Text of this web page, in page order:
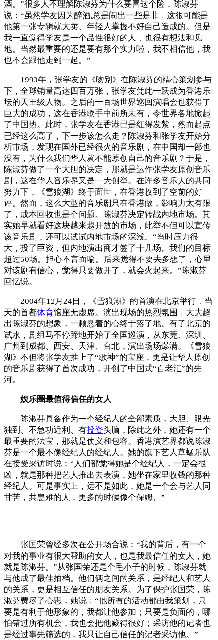
酒。”很多人不理解陈淑芬为什么要冒这个险，陈淑芬
说：“虽然学友因为醉酒,总是闹出一些是非，这很可能是
他第一张专辑就大卖、年轻人掌握不好自己造成的。但是
我一直觉得学友是一个品性很好的人，也很有想法和见
地。当然最重要的还是要有那个实力啦，我不相信他，我
也不会跟他走到一起。”
1993年，张学友的《吻别》在陈淑芬的精心策划参与
下，全球销量高达四百万张，张学友凭此一跃成为香港乐
坛的天王级人物。之后的一百场世界巡回演唱会也获得了
巨大的成功，这在香港歌手中前所未有，令世界各地掀起
了中国热。此时，张学友在香港已是红得发紫，然而起点
已经这么高了，下一步该怎么走？陈淑芬和张学友开始分
析市场，发现在国外已经很火的音乐剧，在中国却一部也
没有，为什么我们华人就不能原创自己的音乐剧？于是，
陈淑芬做了一个大胆的决定，那就是运作张学友原创音乐
剧，这在华人音乐界又是一大创举。在许多音乐人的共同
努力下，《雪狼湖》终于面世，在香港收到了空前的好
评。然而，这么大型的音乐剧只在香港做，影响力太有限
了，成本回收也是个问题。陈淑芬决定转战内地市场。其
实她早就看好这块越来越开放的市场，此举不但可以宣传
该音乐剧，还可以试试内地市场的深浅。“当时压力很
大，投了巨资，但内地演出商才签了十几场。我们的目标
超过50场。担心不言而喻。后来觉得不要去多想了，心里
对该剧有信心，觉得只要做开了，就会火起来。”陈淑芬
回忆说。
2004年12月24日，《雪狼湖》的首演在北京举行，当
天的首都体育馆座无虚席。演出现场的热烈氛围，大大超
出陈淑芬的想象，一颗悬着的心终于落了地。有了北京的
试水，剧组马不停蹄地开始了全国巡演，从东莞、深圳、
广州到成都、西安、天津、台北，演出场场爆满。《雪狼
湖》不但将张学友推上了“歌神”的宝座，更是让华人原创
的音乐剧获得了首次成功，开创了中国式“百老汇”的先
河。
娱乐圈最值得信任的女人
陈淑芬具备作为一个经纪人的全部素质，大胆、眼光
独到、不急功近利、有投资头脑，除此之外，她还有一个
最重要的法宝，那就是仗义和包容。香港演艺界都说陈淑
芬是一个最不像经纪人的经纪人。她的旗下艺人草蜢乐队
在接受采访时说：“人们都觉得她是个经纪人，一定会很
凶，就是那种把艺人推出去表演，她坐在家里收钱的那种
经纪人。可是事实上，远不是如此，她是一个会与艺人同
甘苦，共患难的人，更多的时候像个保姆。”
张国荣曾经多次在公开场合说：“我的背后，有一个
对我的事业有很大帮助的女人，也是我最信任的女人，她
就是陈淑芬。”从张国荣还是个毛小子的时候，陈淑芬就
与他成了最佳拍档。他们俩之间的关系，是经纪人和艺人
的关系，更是相互信任的朋友关系。为了保护张国荣，陈
淑芬费尽了心思，她说：“他所有的活动都由我策划，只
要是有利于他形象的，我都让他参加；只要是负面的，哪
怕错过所有机会，我也会把他藏得很好；采访他的记者也
是经过事先筛选的，我只让自己信任的记者采访他。”